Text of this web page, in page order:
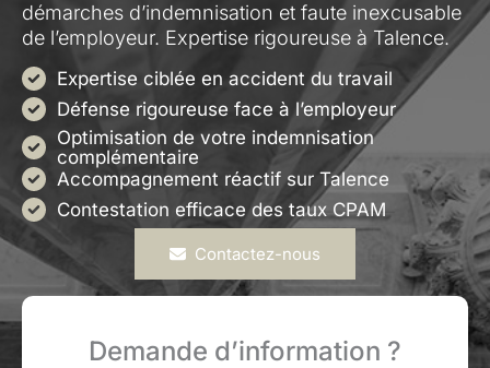
démarches d’indemnisation et faute inexcusable
de l’employeur. Expertise rigoureuse à Talence.
Expertise ciblée en accident du travail
Défense rigoureuse face à l’employeur
Optimisation de votre indemnisation
complémentaire
Accompagnement réactif sur Talence
Contestation efficace des taux CPAM
Contactez-nous
Demande d’information ?